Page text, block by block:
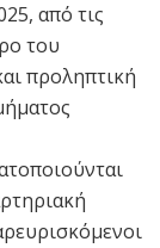
από τις
του
προληπτική